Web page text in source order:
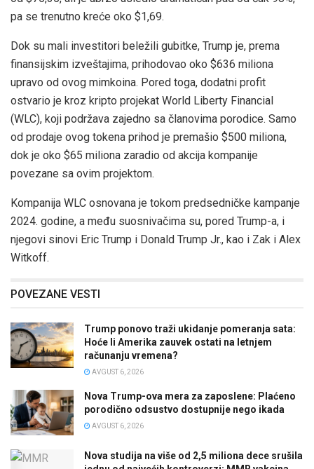
pa se trenutno kreće oko $1,69.
Dok su mali investitori beležili gubitke, Trump je, prema
finansijskim izveštajima, prihodovao oko $636 miliona
upravo od ovog mimkoina. Pored toga, dodatni profit
ostvario je kroz kripto projekat World Liberty Financial
(WLC), koji podržava zajedno sa članovima porodice. Samo
od prodaje ovog tokena prihod je premašio $500 miliona,
dok je oko $65 miliona zaradio od akcija kompanije
povezane sa ovim projektom.
Kompanija WLC osnovana je tokom predsedničke kampanje
2024. godine, a među suosnivačima su, pored Trump-a, i
njegovi sinovi Eric Trump i Donald Trump Jr., kao i Zak i Alex
Witkoff.
POVEZANE VESTI
Trump ponovo traži ukidanje pomeranja sata:
Hoće li Amerika zauvek ostati na letnjem
računanju vremena?
AVGUST 6, 2026
Nova Trump-ova mera za zaposlene: Plaćeno
porodično odsustvo dostupnije nego ikada
AVGUST 6, 2026
Nova studija na više od 2,5 miliona dece srušila